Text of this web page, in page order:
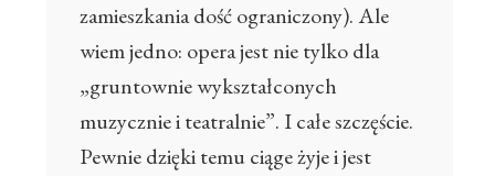
zamieszkania dość ograniczony). Ale
wiem jedno: opera jest nie tylko dla
„gruntownie wykształconych
muzycznie i teatralnie”. I całe szczęście.
Pewnie dzięki temu ciąge żyje i jest